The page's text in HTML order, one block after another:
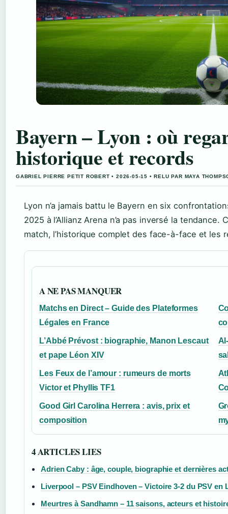
Bayern – Lyon : où
historique et records
GABRIEL PIERRE PETIT ROBERT • 2026-05-15 • RELU PAR MAYA
Lyon n’a jamais battu le Bayern en six
2025 à l’Allianz Arena n’a pas inversé la
match, l’historique complet des face-à-face et les
A NE PAS MANQUER
Matchs en Direct – Guide des Plateformes
Légales en France
L’Abbé Prévost : biographie, Manon Lescaut
et pape Léon XIV
Les Feux de l’amour : rumeurs de morts
Victor et Phyllis TF1
Good Girl Carolina Herrera : avis, prix et
composition
4 ARTICLES LIES
Adrien Caby : âge, couple, biographie et dernières
Liverpool – PSV Eindhoven – Victoire 3-2 du PSV en
Meurtres à Sandhamn – 11 saisons, acteurs et